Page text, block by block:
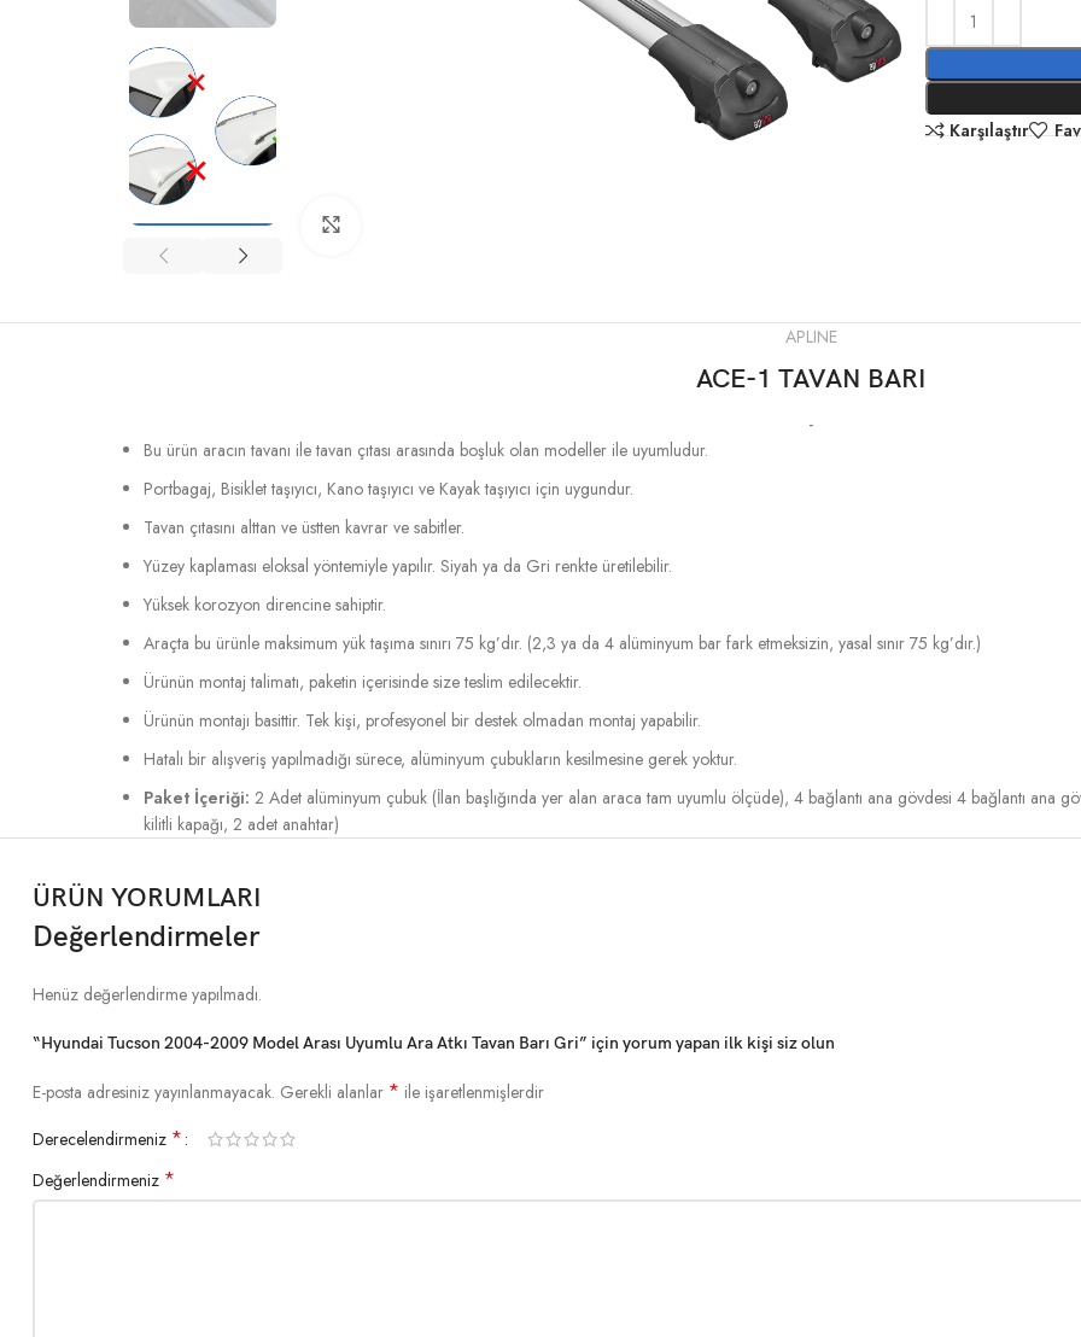
Karşılaştır
APLINE
ACE-1 TAVAN BARI
-
Bu ürün aracın tavanı ile tavan çıtası arasında boşluk olan modeller ile uyumludur.
Portbagaj, Bisiklet taşıyıcı, Kano taşıyıcı ve Kayak taşıyıcı için uygundur.
Tavan çıtasını alttan ve üstten kavrar ve sabitler.
Yüzey kaplaması eloksal yöntemiyle yapılır. Siyah ya da Gri renkte üretilebilir.
Yüksek korozyon direncine sahiptir.
Araçta bu ürünle maksimum yük taşıma sınırı 75 kg’dır. (2,3 ya da 4 alüminyum bar fark etmeksizin, yasal sınır 75 kg’dır.)
Ürünün montaj talimatı, paketin içerisinde size teslim edilecektir.
Ürünün montajı basittir. Tek kişi, profesyonel bir destek olmadan montaj yapabilir.
Hatalı bir alışveriş yapılmadığı sürece, alüminyum çubukların kesilmesine gerek yoktur.
Paket İçeriği: 2 Adet alüminyum çubuk (İlan başlığında yer alan araca tam uyumlu ölçüde), 4 bağlantı ana gövdesi 4 bağlantı ana
kilitli kapağı, 2 adet anahtar)
ÜRÜN YORUMLARI
Değerlendirmeler
Henüz değerlendirme yapılmadı.
“Hyundai Tucson 2004-2009 Model Arası Uyumlu Ara Atkı Tavan Barı Gri” için yorum yapan ilk kişi siz olun
E-posta adresiniz yayınlanmayacak. Gerekli alanlar * ile işaretlenmişlerdir
Derecelendirmeniz *
Değerlendirmeniz *